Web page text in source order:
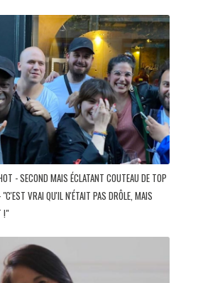
- SECOND MAIS ÉCLATANT COUTEAU DE TOP
VRAI QU'IL N'ÉTAIT PAS DRÔLE, MAIS
!"